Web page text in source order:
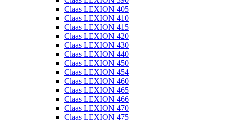
Claas LEXION 405
Claas LEXION 410
Claas LEXION 415
Claas LEXION 420
Claas LEXION 430
Claas LEXION 440
Claas LEXION 450
Claas LEXION 454
Claas LEXION 460
Claas LEXION 465
Claas LEXION 466
Claas LEXION 470
Claas LEXION 475